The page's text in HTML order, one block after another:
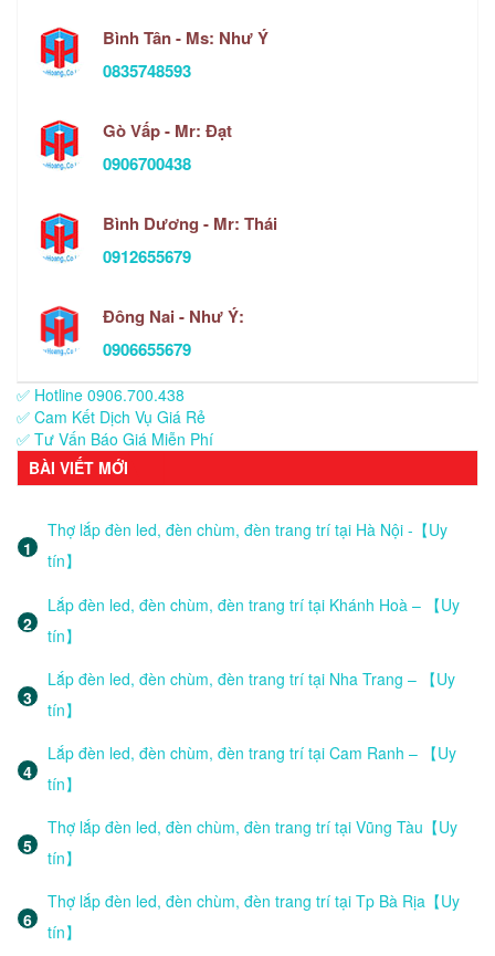
Bình Tân - Ms: Như Ý
0835748593
Gò Vấp - Mr: Đạt
0906700438
Bình Dương - Mr: Thái
0912655679
Đông Nai - Như Ý:
0906655679
✅ Hotline 0906.700.438
✅ Cam Kết Dịch Vụ Giá Rẻ
✅ Tư Vấn Báo Giá Miễn Phí
BÀI VIẾT MỚI
Thợ lắp đèn led, đèn chùm, đèn trang trí tại Hà Nội -【Uy
tín】
Lắp đèn led, đèn chùm, đèn trang trí tại Khánh Hoà – 【Uy
tín】
Lắp đèn led, đèn chùm, đèn trang trí tại Nha Trang – 【Uy
tín】
Lắp đèn led, đèn chùm, đèn trang trí tại Cam Ranh – 【Uy
tín】
Thợ lắp đèn led, đèn chùm, đèn trang trí tại Vũng Tàu【Uy
tín】
Thợ lắp đèn led, đèn chùm, đèn trang trí tại Tp Bà Rịa【Uy
tín】